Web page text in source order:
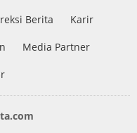
Berita Karir
Media Partner